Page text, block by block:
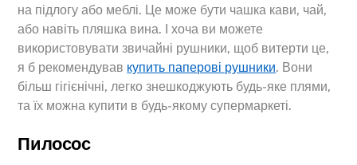
на підлогу або меблі. Це може бути чашка кави, чай,
або навіть пляшка вина. І хоча ви можете
використовувати звичайні рушники, щоб витерти це,
я б рекомендував купить паперові рушники. Вони
більш гігієнічні, легко знешкоджують будь-яке плями,
та їх можна купити в будь-якому супермаркеті.
Пилосос